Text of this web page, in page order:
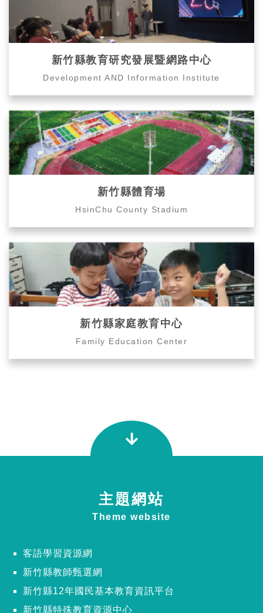
新竹縣教育研究發展暨網路中心
Development AND Information Institute
新竹縣體育場
HsinChu County Stadium
新竹縣家庭教育中心
Family Education Center
主題網站
Theme website
客語學習資源網
新竹縣教師甄選網
新竹縣12年國民基本教育資訊平台
新竹縣特殊教育資源中心